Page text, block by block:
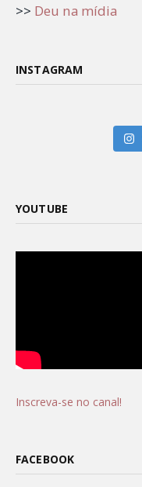
>> Deu na mídia
INSTAGRAM
YOUTUBE
Inscreva-se no canal!
FACEBOOK